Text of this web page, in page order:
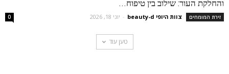
והחלקת העור: שילוב בין טיפוח...
זירת המומחים צוות היופי beauty-d - יוני 18, 2026 0
טען עוד